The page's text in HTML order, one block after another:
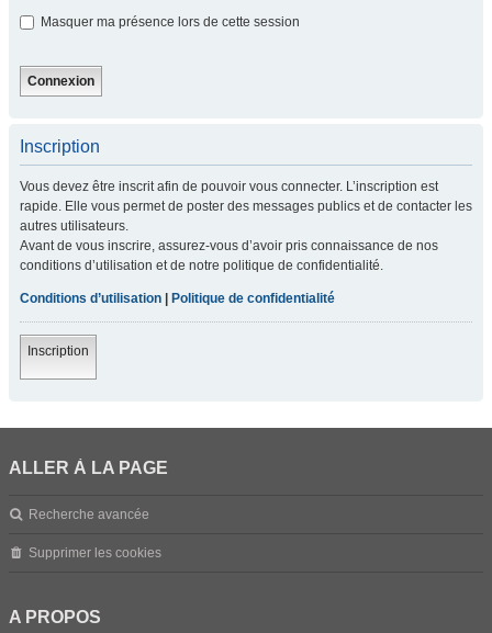
Masquer ma présence lors de cette session
Inscription
Vous devez être inscrit afin de pouvoir vous connecter. L’inscription est
rapide. Elle vous permet de poster des messages publics et de contacter les
autres utilisateurs.
Avant de vous inscrire, assurez-vous d’avoir pris connaissance de nos
conditions d’utilisation et de notre politique de confidentialité.
Conditions d’utilisation Politique de confidentialité
Inscription
ALLER À LA PAGE
Recherche avancée
Supprimer les cookies
A PROPOS